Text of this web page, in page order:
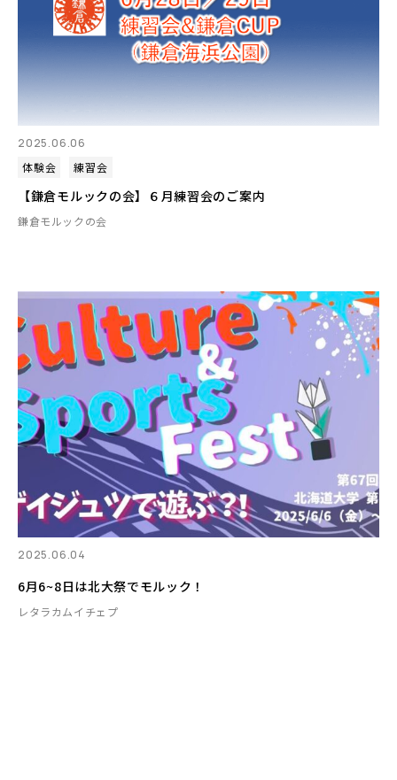
2025.06.06
体験会
練習会
【鎌倉モルックの会】６月練習会のご案内
鎌倉モルックの会
2025.06.04
6月6~8日は北大祭でモルック！
レタラカムイチェプ